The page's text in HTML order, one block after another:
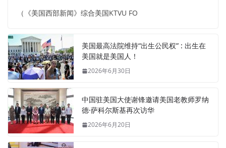
（《美国西部新闻》综合美国KTVU FO
美国最高法院维持“出生公民权” : 出生在
美国就是美国人！
2026年6月30日
中国驻美国大使谢锋邀请美国老教师罗纳
德·萨科尔斯基再次访华
2026年6月20日